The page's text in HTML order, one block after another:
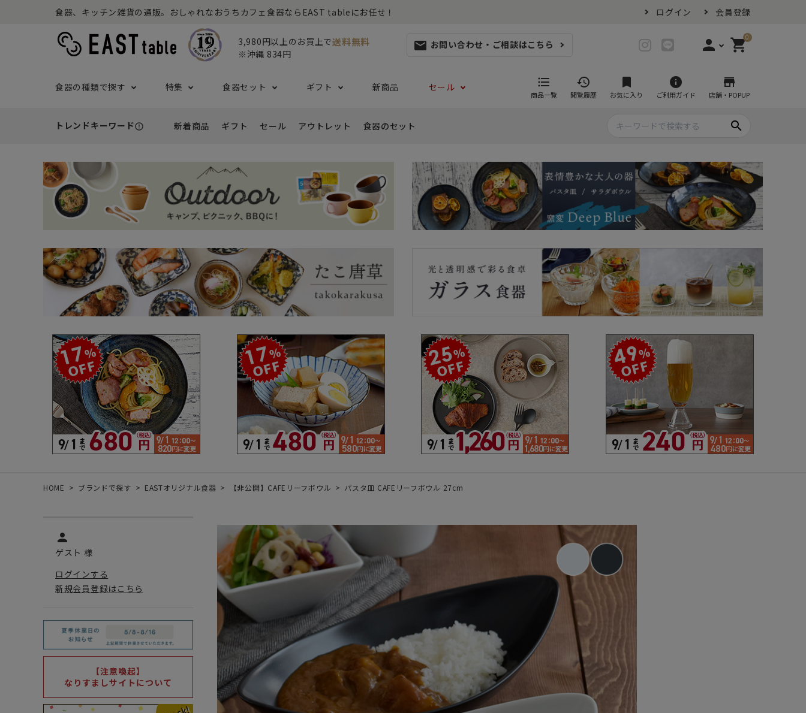
食器、キッチン雑貨の通販。おしゃれなおうちカフェ食器ならEAST tableにお任せ！ ログイン 会員登録
3,980円以上のお買上で送料無料
※沖縄 834円
mail お問い合わせ・ご相談はこちら person
ログイン
0
shopping_cart
食器の種類で探す
- 小皿
- 中皿・取り皿・ケーキ皿
- 大皿
- カレー・パスタ皿
- 中鉢・取り鉢・サラダボウル
- 大鉢
- とんすい
- 汁椀
- どんぶり・丼
- ラーメン鉢
- マグカップ
- カップ・タンブラー
- スープカップ
- 湯呑み
- 急須・ポット
耐熱皿・その他食器
- グラタン皿
- 耐熱皿
- スフレ・ココット
- 茶碗蒸し
箸・カトラリー・雑貨など
- 箸
- 箸置き
- カトラリー
- れんげ
- すり鉢
- 土鍋
- 雑貨
- トレー
デザイン・カラーで探す
- 和食器
- 白い食器
- 黒い食器
- カラフルな食器
素材で探す
- 磁器製
- 木製
- ガラス製
- 樹脂製
形状で探す
- 角
- 仕切り
- 楕円
- 変形
ブランドで探す
- 人気シリーズ
- オリジナル食器
特集
基本の食器特集 推し活特集 食品 ~からだ想いの食卓~
食器セット
和食器セット 洋食器セット 白い食器セット 黒い食器セット
こども食器セット まとめ買いでお得なセット
ギフト
- ～2,999円
- 3,000円～4,999円
- 5,000円～9,999円
- 誕生日
- 内祝い
- 有料ラッピング
- Eギフト
新商品 セール format_list_bulleted
商品一覧
history
閲覧履歴
bookmark
お気に入り
info
ご利用ガイド
store
店舗・POPUP
トレンドキーワードerror_outline 新着商品 ギフト セール アウトレット 食器のセット search
HOME ブランドで探す EASTオリジナル食器 【非公開】CAFEリーフボウル パスタ皿 CAFEリーフボウル 27cm
person
ゲスト 様
ログインする
新規会員登録はこちら
【注意喚起】
なりすましサイトについて